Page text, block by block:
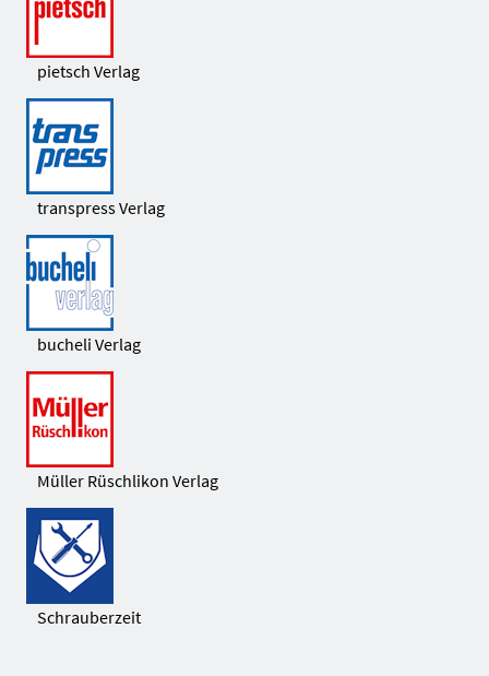
pietsch Verlag
transpress Verlag
bucheli Verlag
Müller Rüschlikon Verlag
Schrauberzeit